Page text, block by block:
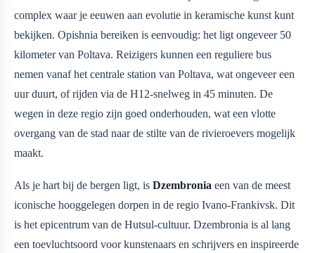
complex waar je eeuwen aan evolutie in keramische kunst kunt
bekijken. Opishnia bereiken is eenvoudig: het ligt ongeveer 50
kilometer van Poltava. Reizigers kunnen een reguliere bus
nemen vanaf het centrale station van Poltava, wat ongeveer een
uur duurt, of rijden via de H12-snelweg in 45 minuten. De
wegen in deze regio zijn goed onderhouden, wat een vlotte
overgang van de stad naar de stilte van de rivieroevers mogelijk
maakt.
Als je hart bij de bergen ligt, is Dzembronia een van de meest
iconische hooggelegen dorpen in de regio Ivano-Frankivsk. Dit
is het epicentrum van de Hutsul-cultuur. Dzembronia is al lang
een toevluchtsoord voor kunstenaars en schrijvers en inspireerde